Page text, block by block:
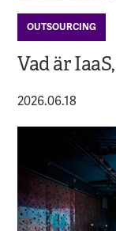
OUTSOURCING
Vad är
2026.06.18